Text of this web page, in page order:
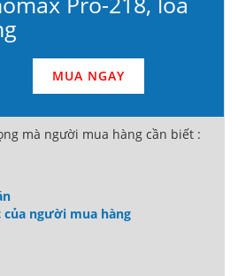
MUA NGAY
mà người mua hàng cần biết :
của người mua hàng